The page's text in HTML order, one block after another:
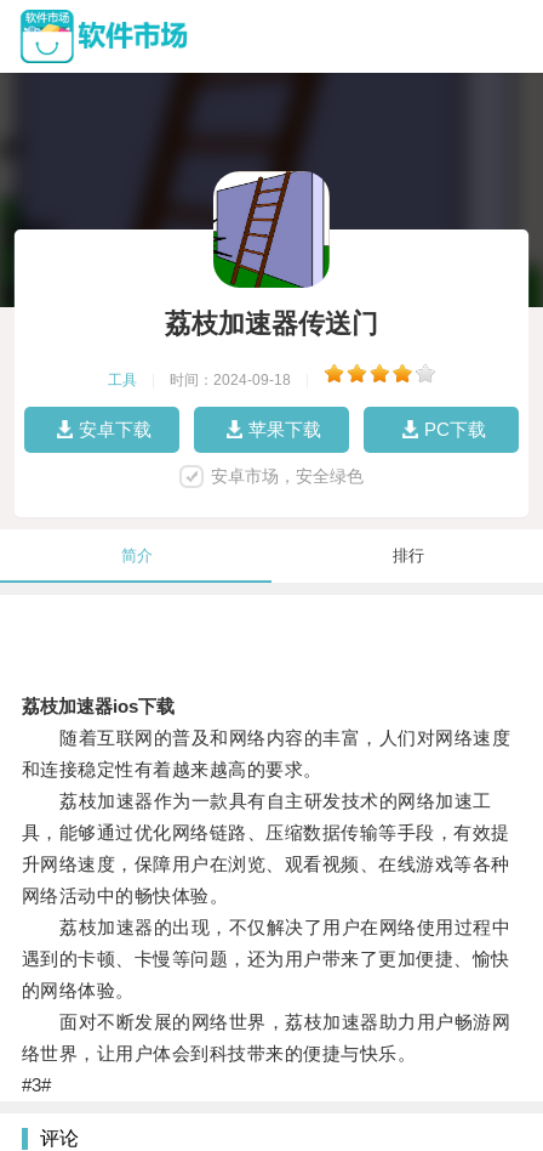
荔枝加速器传送门
工具 时间：2024-09-18
安卓下载 苹果下载 PC下载
安卓市场，安全绿色
简介 排行
荔枝加速器ios下载
随着互联网的普及和网络内容的丰富，人们对网络速度
和连接稳定性有着越来越高的要求。
荔枝加速器作为一款具有自主研发技术的网络加速工
具，能够通过优化网络链路、压缩数据传输等手段，有效提
升网络速度，保障用户在浏览、观看视频、在线游戏等各种
网络活动中的畅快体验。
荔枝加速器的出现，不仅解决了用户在网络使用过程中
遇到的卡顿、卡慢等问题，还为用户带来了更加便捷、愉快
的网络体验。
面对不断发展的网络世界，荔枝加速器助力用户畅游网
络世界，让用户体会到科技带来的便捷与快乐。
#3#
评论